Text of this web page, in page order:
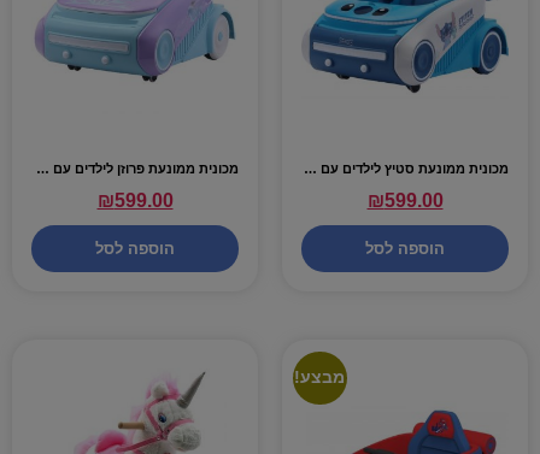
מכונית ממונעת סטיץ לילדים עם אורות וצלילים – 6V
₪599.00
הוספה לסל
מכונית ממונעת פרוזן לילדים עם אורות וצלילים – 6V
₪599.00
הוספה לסל
מבצע!